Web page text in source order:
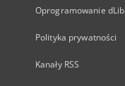
Oprogramowanie
Polityka prywatności
Kanały RSS